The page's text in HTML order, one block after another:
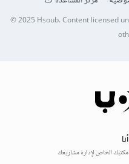
© 2025 Hsoub.Content licensed